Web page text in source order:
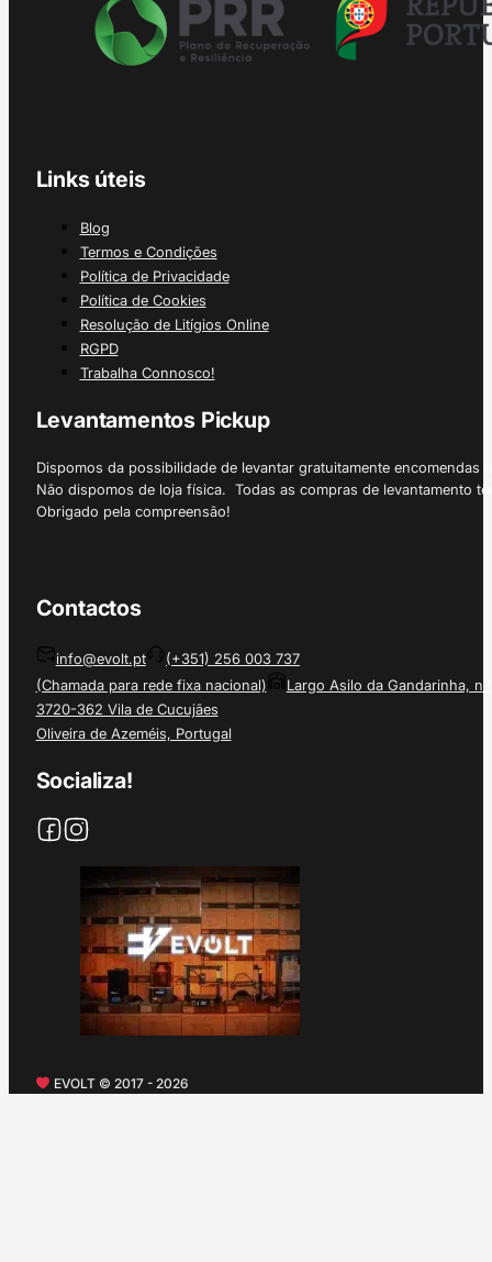
Links úteis
Blog
Termos e Condições
Política de Privacidade
Política de Cookies
Resolução de Litígios Online
RGPD
Trabalha Connosco!
Levantamentos Pickup
Dispomos da possibilidade de levantar gratuitamente
Não dispomos de loja física. Todas as compras de levantamento
Obrigado pela compreensão!
Contactos
info@evolt.pt
(+351) 256 003 737
(Chamada para rede fixa nacional)
Largo Asilo da Gandarinha, nº
3720-362 Vila de Cucujães
Oliveira de Azeméis, Portugal
Socializa!
EVOLT © 2017 - 2026